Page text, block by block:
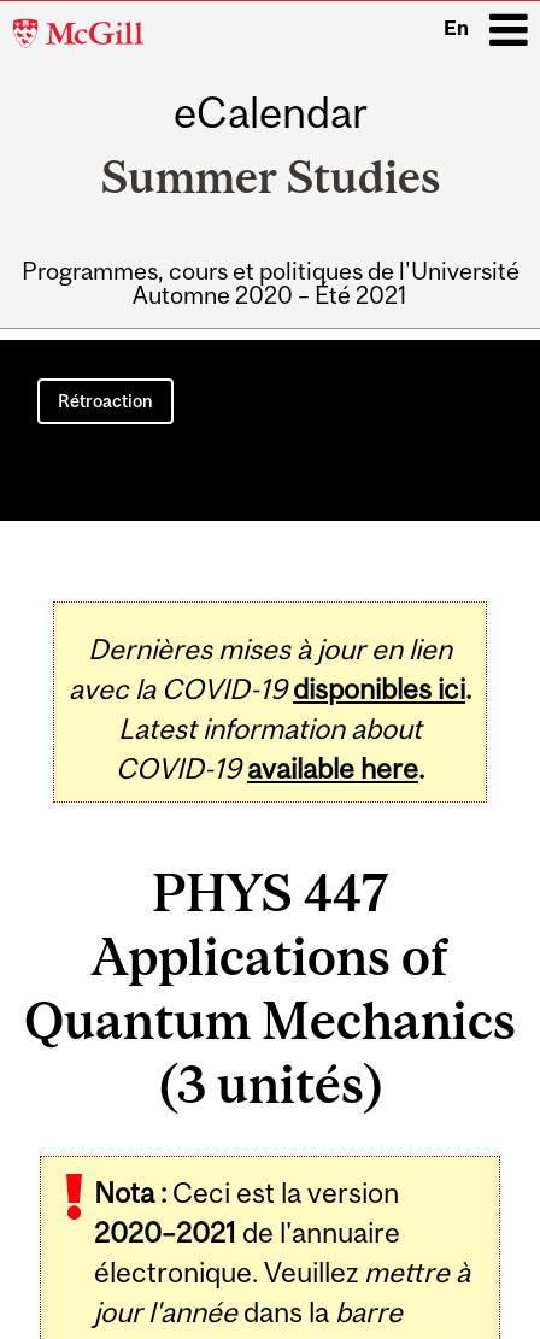
McGill
En
eCalendar
Summer Studies
Programmes, cours et politiques de l'Université
Automne 2020 – Été 2021
Main
navigation
Rétroaction
Dernières mises à jour en lien
avec la COVID-19 disponibles ici.
Latest information about
COVID-19 available here.
PHYS 447
Applications of
Quantum Mechanics
(3 unités)
Nota : Ceci est la version
2020–2021 de l'annuaire
électronique. Veuillez mettre à
jour l'annéedans la barre
Related
Content